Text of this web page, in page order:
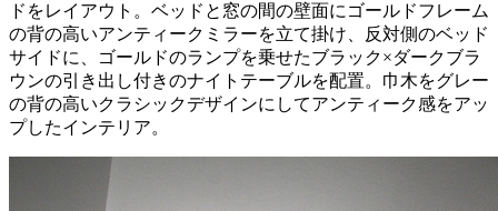
ドをレイアウト。ベッドと窓の間の壁面にゴールドフレーム
の背の高いアンティークミラーを立て掛け、反対側のベッド
サイドに、ゴールドのランプを乗せたブラック×ダークブラ
ウンの引き出し付きのナイトテーブルを配置。巾木をグレー
の背の高いクラシックデザインにしてアンティーク感をアッ
プしたインテリア。